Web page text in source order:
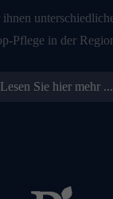
Pflege in der
Lesen Sie hier mehr ...